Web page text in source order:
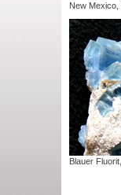
New Mexico,
Blauer